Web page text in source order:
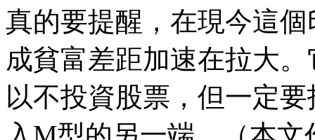
真的要提醒，在現今這
成貧富差距加速在拉大
以不投資股票，但一定